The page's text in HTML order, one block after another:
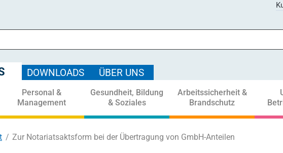
DOWNLOADS ÜBER UNS
Personal &
Management
Gesundheit, Bildung
& Soziales
Arbeitssicherheit &
Brandschutz
Zur Notariatsaktsform bei der Übertragung von GmbH-Anteilen